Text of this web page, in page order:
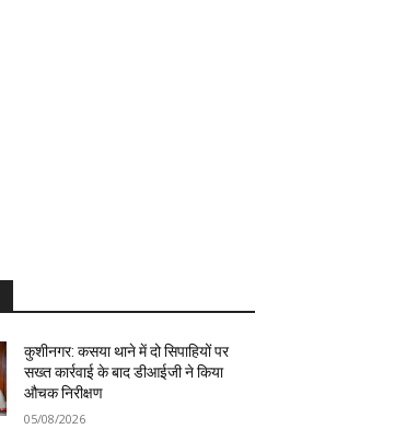
कुशीनगर: कसया थाने में दो सिपाहियों पर
सख्त कार्रवाई के बाद डीआईजी ने किया
औचक निरीक्षण
05/08/2026